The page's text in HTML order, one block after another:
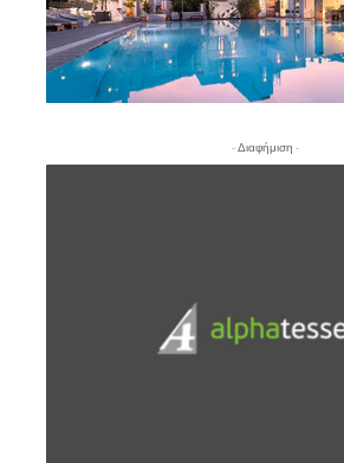
- Διαφήμιση -